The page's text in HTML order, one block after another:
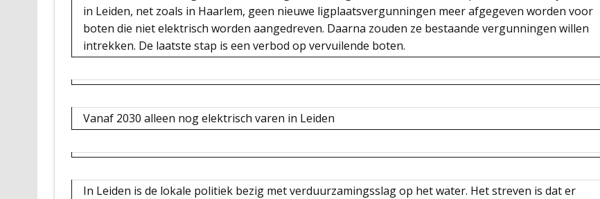
in Leiden, net zoals in Haarlem, geen nieuwe ligplaatsvergunningen meer afgegeven worden voor
boten die niet elektrisch worden aangedreven. Daarna zouden ze bestaande vergunningen willen
intrekken. De laatste stap is een verbod op vervuilende boten.
Vanaf 2030 alleen nog elektrisch varen in Leiden
In Leiden is de lokale politiek bezig met verduurzamingsslag op het water. Het streven is dat er